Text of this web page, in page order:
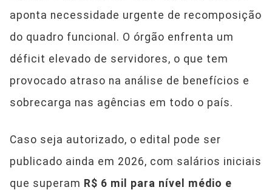
aponta necessidade urgente de recomposição
do quadro funcional. O órgão enfrenta um
déficit elevado de servidores, o que tem
provocado atraso na análise de benefícios e
sobrecarga nas agências em todo o país.
Caso seja autorizado, o edital pode ser
publicado ainda em 2026, com salários iniciais
que superam R$ 6 mil para nível médio e